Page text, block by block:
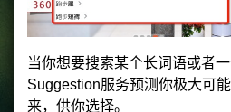
当你想要搜索某个长词语或者一
Suggestion服务预测你极大可
来，供你选择。